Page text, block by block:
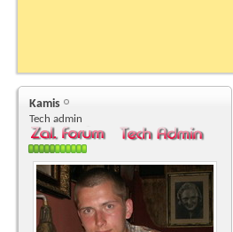
Kamis
Tech admin